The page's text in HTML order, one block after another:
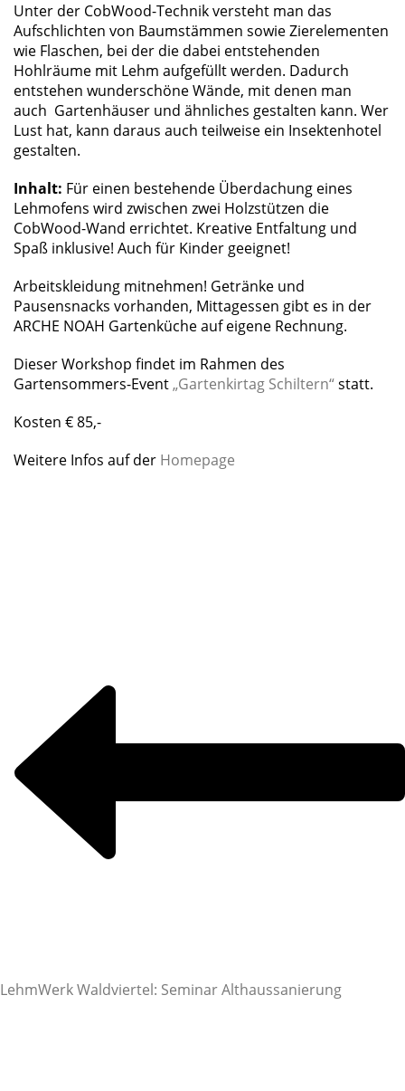
Unter der CobWood-Technik versteht man das
Aufschlichten von Baumstämmen sowie Zierelementen
wie Flaschen, bei der die dabei entstehenden
Hohlräume mit Lehm aufgefüllt werden. Dadurch
entstehen wunderschöne Wände, mit denen man
auch Gartenhäuser und ähnliches gestalten kann. Wer
Lust hat, kann daraus auch teilweise ein Insektenhotel
gestalten.
Inhalt: Für einen bestehende Überdachung eines
Lehmofens wird zwischen zwei Holzstützen die
CobWood-Wand errichtet. Kreative Entfaltung und
Spaß inklusive! Auch für Kinder geeignet!
Arbeitskleidung mitnehmen! Getränke und
Pausensnacks vorhanden, Mittagessen gibt es in der
ARCHE NOAH Gartenküche auf eigene Rechnung.
Dieser Workshop findet im Rahmen des
Gartensommers-Event„Gartenkirtag Schiltern“statt.
Kosten € 85,-
Weitere Infos auf der Homepage
LehmWerk Waldviertel: Seminar Althaussanierung